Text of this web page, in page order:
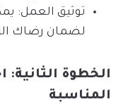
توثيق العمل:
لضمان رضاك
الخطوة الثانية:
المناسبة